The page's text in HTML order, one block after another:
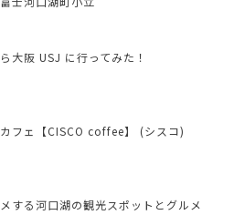
大阪 USJ に行ってみた！
フェ【CISCO coffee】 (シスコ)
する河口湖の観光スポットとグルメ